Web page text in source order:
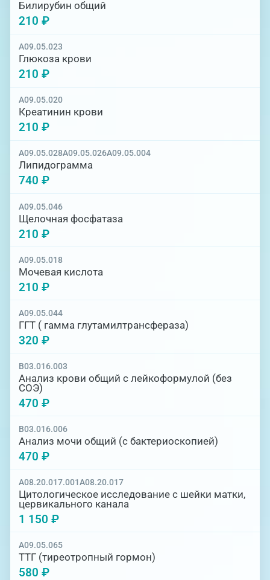
Билирубин общий
210 ₽
A09.05.023
Глюкоза крови
210 ₽
A09.05.020
Креатинин крови
210 ₽
A09.05.028A09.05.026A09.05.004
Липидограмма
740 ₽
A09.05.046
Щелочная фосфатаза
210 ₽
A09.05.018
Мочевая кислота
210 ₽
A09.05.044
ГГТ ( гамма глутамилтрансфераза)
320 ₽
B03.016.003
Анализ крови общий с лейкоформулой (без
СОЭ)
470 ₽
B03.016.006
Анализ мочи общий (с бактериоскопией)
470 ₽
A08.20.017.001A08.20.017
Цитологическое исследование с шейки матки,
цервикального канала
1 150 ₽
A09.05.065
ТТГ (тиреотропный гормон)
580 ₽